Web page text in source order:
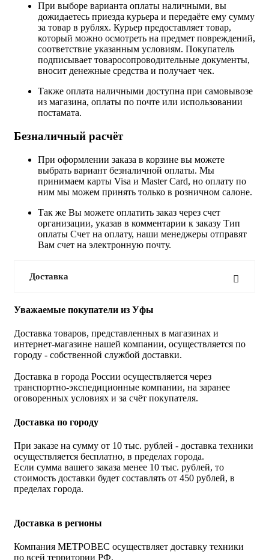
При выборе варианта оплаты наличными, вы
дожидаетесь приезда курьера и передаёте ему сумму
за товар в рублях. Курьер предоставляет товар,
который можно осмотреть на предмет повреждений,
соответствие указанным условиям. Покупатель
подписывает товаросопроводительные документы,
вносит денежные средства и получает чек.
Также оплата наличными доступна при самовывозе
из магазина, оплаты по почте или использовании
постамата.
Безналичный расчёт
При оформлении заказа в корзине вы можете
выбрать вариант безналичной оплаты. Мы
принимаем карты Visa и Master Card, но оплату по
ним мы можем принять только в розничном салоне.
Так же Вы можете оплатить заказ через счет
организации, указав в комментарии к заказу Тип
оплаты Счет на оплату, наши менеджеры отправят
Вам счет на электронную почту.
Доставка
Уважаемые покупатели из Уфы
Доставка товаров, представленных в магазинах и
интернет-магазине нашей компании, осуществляется по
городу - собственной службой доставки.
Доставка в города России осуществляется через
транспортно-экспедиционные компании, на заранее
оговоренных условиях и за счёт покупателя.
Доставка по городу
При заказе на сумму от 10 тыс. рублей - доставка техники
осуществляется бесплатно, в пределах города.
Если сумма вашего заказа менее 10 тыс. рублей, то
стоимость доставки будет составлять от 450 рублей, в
пределах города.
Доставка в регионы
Компания МЕТРОВЕС осуществляет доставку техники
по всей территории РФ.